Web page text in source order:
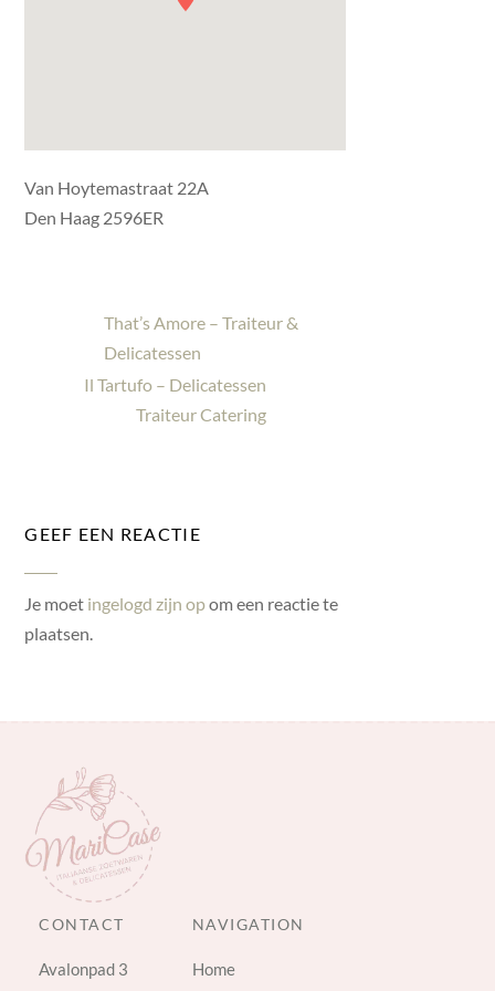
Van Hoytemastraat 22A
Den Haag 2596ER
That’s Amore – Traiteur &
Delicatessen
Il Tartufo – Delicatessen
Traiteur Catering
GEEF EEN REACTIE
Je moet ingelogd zijn opom een reactie te
plaatsen.
CONTACT
Avalonpad 3
NAVIGATION
Home